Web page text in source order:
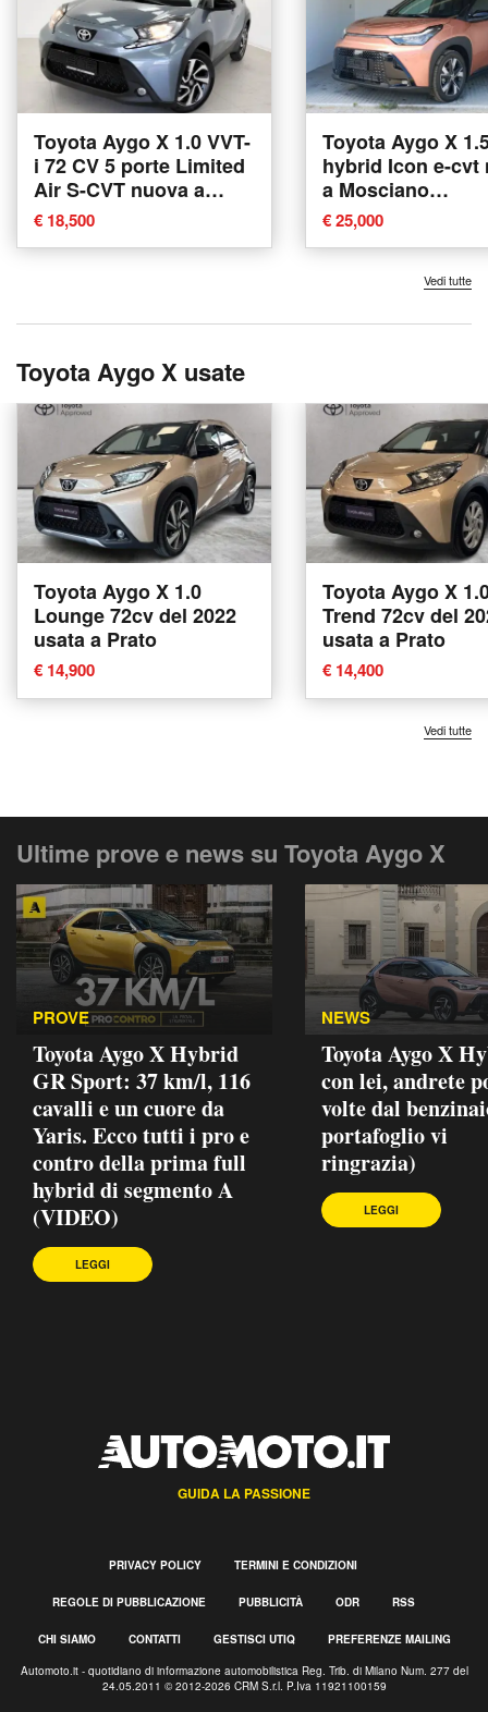
Toyota Aygo X 1.0 VVT-
i 72 CV 5 porte Limited
Air S-CVT nuova a
Lurate Caccivio
€ 18,500
Toyota Aygo X
hybrid Icon e-cvt
a Mosciano
Sant'Angelo
€ 25,000
Vedi tutte
Toyota Aygo X usate
Toyota Aygo X 1.0
Lounge 72cv del 2022
usata a Prato
€ 14,900
Toyota Aygo X
Trend 72cv del
usata a Prato
€ 14,400
Vedi tutte
Ultime prove e news su Toyota Aygo X
PROVE
Toyota Aygo X Hybrid
GR Sport: 37 km/l, 116
cavalli e un cuore da
Yaris. Ecco tutti i pro e
contro della prima full
hybrid di segmento A
(VIDEO)
LEGGI
NEWS
Toyota Aygo X
con lei, andrete
volte dal
portafoglio vi
ringrazia)
LEGGI
GUIDA LA PASSIONE
PRIVACY POLICY TERMINI E CONDIZIONI
REGOLE DI PUBBLICAZIONE PUBBLICITÀ ODR RSS
CHI SIAMO CONTATTI GESTISCI UTIQ PREFERENZE MAILING
Automoto.it - quotidiano di informazione automobilistica Reg. Trib. di Milano Num. 277 del
24.05.2011 © 2012-2026 CRM S.r.l. P.Iva 11921100159